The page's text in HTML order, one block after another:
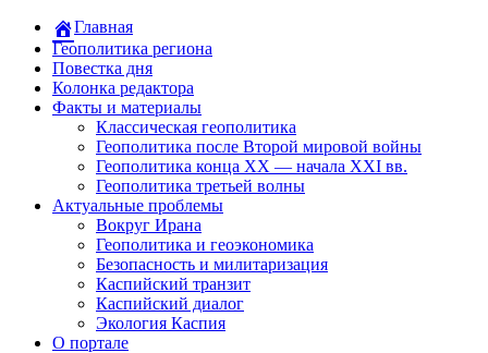
Главная
Геополитика региона
Повестка дня
Колонка редактора
Факты и материалы
Классическая геополитика
Геополитика после Второй мировой войны
Геополитика конца XX — начала XXI вв.
Геополитика третьей волны
Актуальные проблемы
Вокруг Ирана
Геополитика и геоэкономика
Безопасность и милитаризация
Каспийский транзит
Каспийский диалог
Экология Каспия
О портале